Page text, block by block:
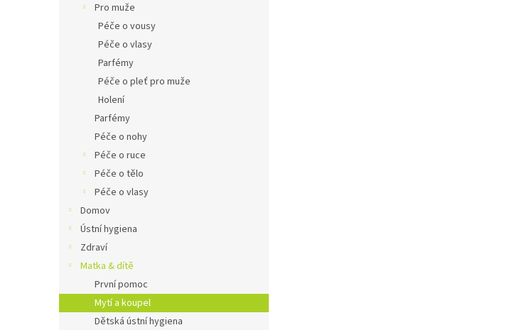
Pro muže
Péče o vousy
Péče o vlasy
Parfémy
Péče o pleť pro muže
Holení
Parfémy
Péče o nohy
Péče o ruce
Péče o tělo
Péče o vlasy
Domov
Ústní hygiena
Zdraví
Matka & dítě
První pomoc
Mytí a koupel
Dětská ústní hygiena